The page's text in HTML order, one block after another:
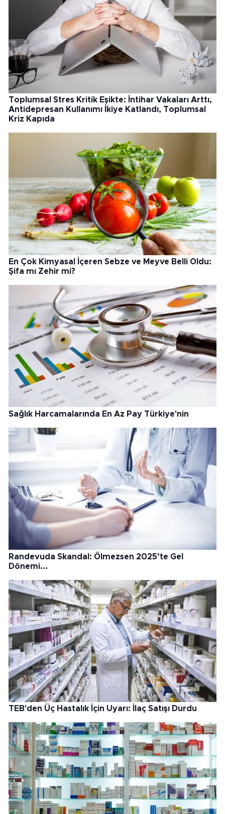
Toplumsal Stres Kritik Eşikte: İntihar Vakaları Arttı,
Antidepresan Kullanımı İkiye Katlandı, Toplumsal
Kriz Kapıda
En Çok Kimyasal İçeren Sebze ve Meyve Belli Oldu:
Şifa mı Zehir mi?
Sağlık Harcamalarında En Az Pay Türkiye'nin
Randevuda Skandal: Ölmezsen 2025’te Gel
Dönemi...
TEB'den Üç Hastalık İçin Uyarı: İlaç Satışı Durdu